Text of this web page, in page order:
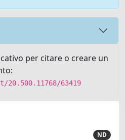
per citare o creare un
63419
ND